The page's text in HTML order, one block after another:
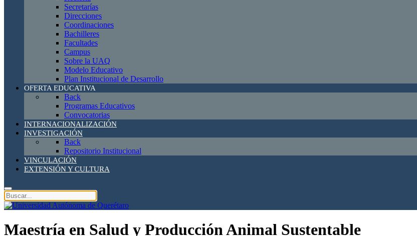
Secretarías
Direcciones
Coordinaciones
Bachilleres
Facultades
Campus
Sobre la UAQ
Modelo Educativo
Plan Institucional de Desarrollo
OFERTA EDUCATIVA
Back
Programas Educativos
Convocatorias
INTERNACIONALIZACIÓN
INVESTIGACIÓN
Back
Repositorio Institucional
VINCULACIÓN
EXTENSIÓN Y CULTURA
Maestría en Salud y Producción Animal Sustentable